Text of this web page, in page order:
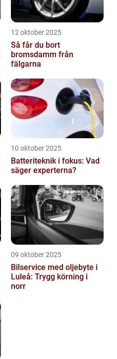
12 oktober 2025
Så får du bort
bromsdamm från
fälgarna
10 oktober 2025
Batteriteknik i fokus: Vad
säger experterna?
09 oktober 2025
Bilservice med oljebyte i
Luleå: Trygg körning i
norr